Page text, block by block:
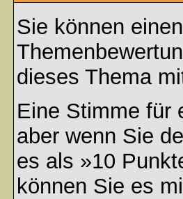
Sie können
dieses Thema
Eine Stimme für
aber wenn Sie
es als »10
können Sie es